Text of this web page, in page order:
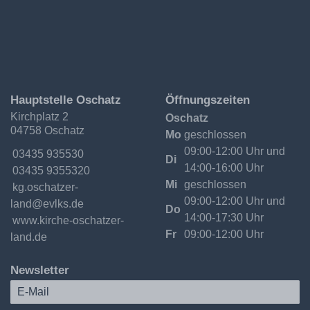
Ev.-
Luth.
Kirchgemeinde
Oschatzer
Hauptstelle Oschatz
Kirchplatz 2
04758 Oschatz
Telefon:
03435 935530
Fax:
03435 9355320
Email:
Internet:
www.kirche-oschatzer-
land.de
Öffnungszeiten
Oschatz
Mo geschlossen
Di
09:00-12:00 Uhr und
14:00-16:00 Uhr
Mi geschlossen
Do
09:00-12:00 Uhr und
14:00-17:30 Uhr
Fr
09:00-12:00 Uhr
Newsletter